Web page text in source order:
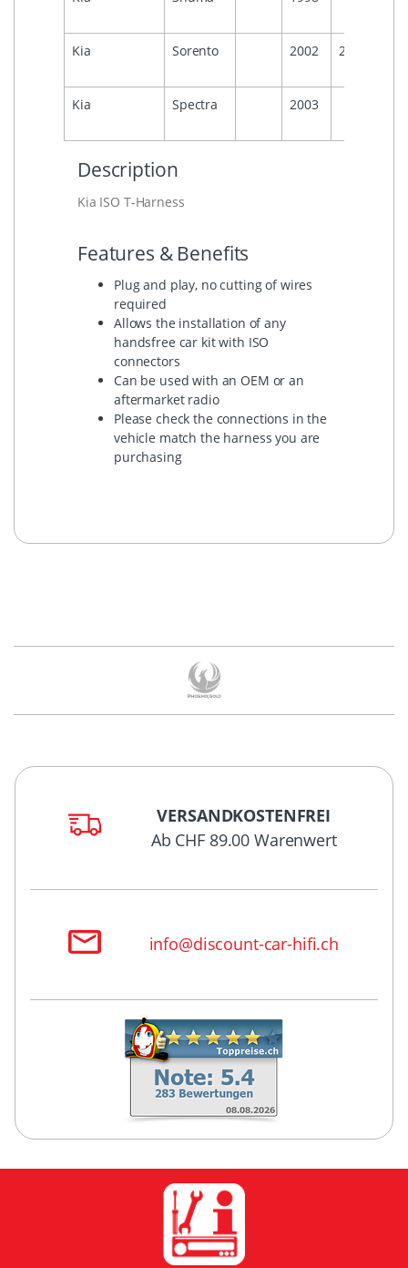
Kia Sorento 2002 2007
Kia Spectra 2003
Description
Kia ISO T-Harness
Features & Benefits
Plug and play, no cutting of wires
required
Allows the installation of any
handsfree car kit with ISO
connectors
Can be used with an OEM or an
aftermarket radio
Please check the connections in the
vehicle match the harness you are
purchasing
VERSANDKOSTENFREI
Ab CHF 89.00 Warenwert
info@discount-car-hifi.ch